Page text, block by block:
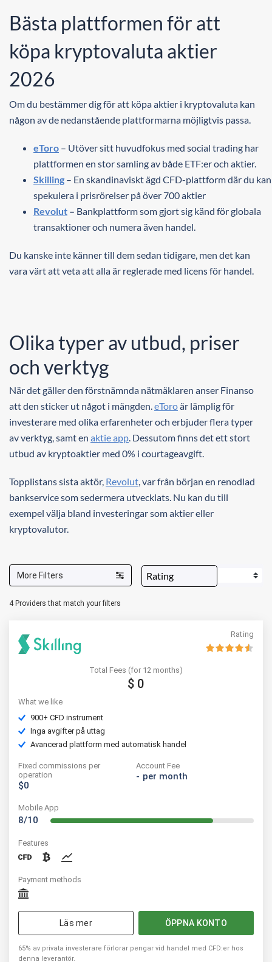
Bästa plattformen för att
köpa kryptovaluta aktier
2026
Om du bestämmer dig för att köpa aktier i kryptovaluta kan
någon av de nedanstående plattformarna möjligtvis passa.
eToro – Utöver sitt huvudfokus med social trading har
plattformen en stor samling av både ETF:er och aktier.
Skilling – En skandinaviskt ägd CFD-plattform där du kan
spekulera i prisrörelser på över 700 aktier
Revolut – Bankplattform som gjort sig känd för globala
transaktioner och numera även handel.
Du kanske inte känner till dem sedan tidigare, men det kan
vara värt att veta att alla är reglerade med licens för handel.
Olika typer av utbud, priser
och verktyg
När det gäller den förstnämnda nätmäklaren anser Finanso
att den sticker ut något i mängden.eToroär lämplig för
investerare med olika erfarenheter och erbjuder flera typer
av verktyg, samt en aktie app. Dessutom finns det ett stort
utbud av kryptoaktier med 0% i courtageavgift.
Topplistans sista aktör, Revolut, var från början en renodlad
bankservice som sedermera utvecklats. Nu kan du till
exempel välja bland investeringar som aktier eller
kryptovalutor.
More Filters
4 Providers that match your filters
Rating
Total Fees (for 12 months)
$ 0
What we like
900+ CFD instrument
Inga avgifter på uttag
Avancerad plattform med automatisk handel
Fixed commissions per
operation
$0
Account Fee
- per month
Mobile App
8/10
Features
Payment methods
Läs mer ÖPPNA KONTO
65% av privata investerare förlorar pengar vid handel med CFD:er hos
denna leverantör.